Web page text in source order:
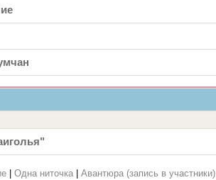
Одна ниточка Авантюра (запись в участники)